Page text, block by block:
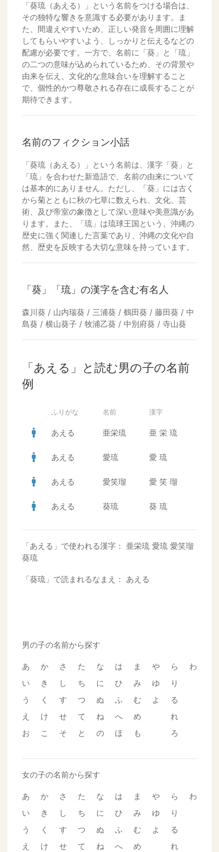
「葵琉（あえる）」という名前をつける場合は、
その独特な響きを意識する必要があります。ま
た、間違えやすいため、正しい発音を周囲に理解
してもらいやすいよう、しっかりと伝えるなどの
配慮が必要です。一方で、名前に「葵」と「琉」
の二つの意味が込められているため、その背景や
由来を伝え、文化的な意味合いを理解すること
で、個性的かつ尊敬される存在に成長することが
期待できます。
名前のフィクション小話
「葵琉（あえる）」という名前は、漢字「葵」と
「琉」を合わせた新造語で、名前の由来について
は基本的にありません。ただし、「葵」には古く
から菊とともに秋の七草に数えられ、文化、芸
術、及び帝室の象徴として深い意味や美意識があ
ります。また、「琉」は琉球王国という、沖縄の
歴史に強く関連した言葉であり、沖縄の文化や自
然、歴史を反映する大切な意味を持っています。
「葵」「琉」の漢字を含む有名人
森川葵 / 山内瑞葵 / 三浦葵 / 鶴田葵 / 藤田葵 / 中
島葵 / 横山葵子 / 牧浦乙葵 / 中別府葵 / 寺山葵
「あえる」と読む男の子の名前
例
ふりがな 名前 漢字
man あえる 亜栄琉 亜 栄 琉
man あえる 愛琉 愛 琉
man あえる 愛笑瑠 愛 笑 瑠
man あえる 葵琉 葵 琉
「あえる」で使われる漢字： 亜栄琉 愛琉 愛笑瑠
葵琉
「葵琉」で読まれるなまえ： あえる
男の子の名前から探す
あ
い
う
え
お
か
き
く
け
こ
さ
し
す
せ
そ
た
ち
つ
て
と
な
に
ぬ
ね
の
は
ひ
ふ
へ
ほ
ま
み
む
め
も
や
ゆ
よ
ら
り
る
れ
ろ
わ
女の子の名前から探す
あ
い
う
え
か
き
く
け
さ
し
す
せ
た
ち
つ
て
な
に
ぬ
ね
は
ひ
ふ
へ
ま
み
む
め
や
ゆ
よ
ら
り
る
れ
わ